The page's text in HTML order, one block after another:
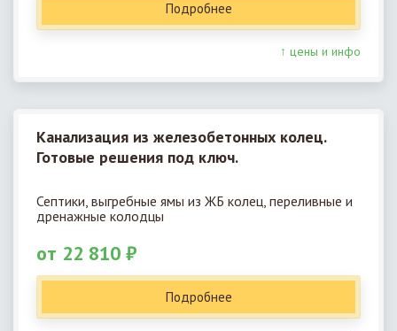
Подробнее
↑ цены и инфо
Канализация из железобетонных колец.
Готовые решения под ключ.
Септики, выгребные ямы из ЖБ колец, переливные и
дренажные колодцы
от 22 810 ₽
Подробнее